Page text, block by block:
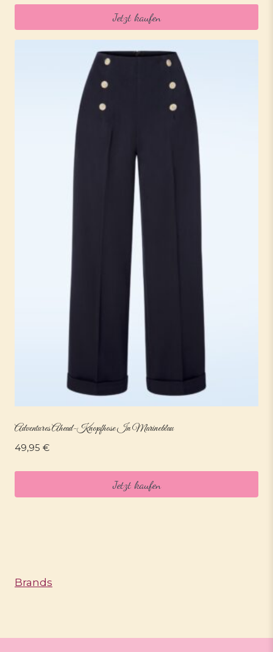
Jetzt kaufen
Adventures Ahead-Knopfhose In Marineblau
49,95 €
Jetzt kaufen
Brands